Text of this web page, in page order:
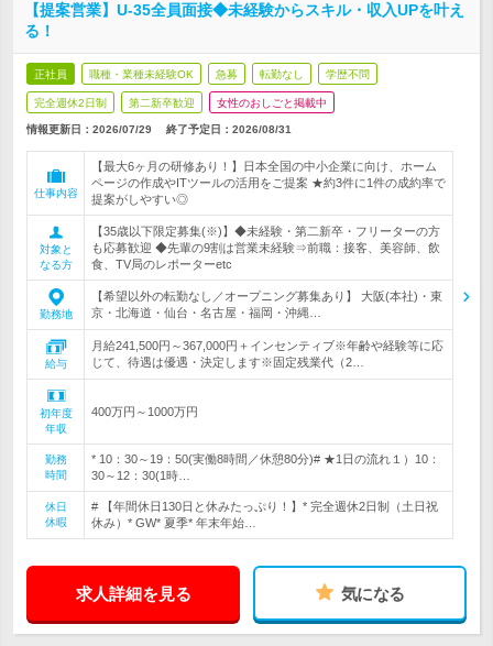
【提案営業】U-35全員面接◆未経験からスキル・収入UPを叶え
る！
正社員 職種・業種未経験OK 急募 転勤なし 学歴不問
完全週休2日制 第二新卒歓迎 女性のおしごと掲載中
情報更新日：2026/07/29 終了予定日： 2026/08/31
仕事内容
【最大6ヶ月の研修あり！】日本全国の中小企業に向け、ホーム
ページの作成やITツールの活用をご提案 ★約3件に1件の成約率で
提案がしやすい◎
対象と
なる方
【35歳以下限定募集(※)】◆未経験・第二新卒・フリーターの方
も応募歓迎 ◆先輩の9割は営業未経験⇒前職：接客、美容師、飲
食、TV局のレポーターetc
勤務地
【希望以外の転勤なし／オープニング募集あり】 大阪(本社)・東
京・北海道・仙台・名古屋・福岡・沖縄…
給与
月給241,500円～367,000円＋インセンティブ※年齢や経験等に応
じて、待遇は優遇・決定します※固定残業代（2…
初年度
年収
400万円～1000万円
勤務
時間
* 10：30～19：50(実働8時間／休憩80分)# ★1日の流れ１）10：
30～12：30(1時…
休日
休暇
# 【年間休日130日と休みたっぷり！】* 完全週休2日制（土日祝
休み）* GW* 夏季* 年末年始…
求人詳細を見る 気になる